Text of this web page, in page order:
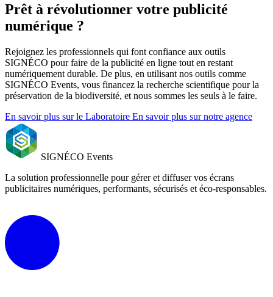
Prêt à révolutionner votre publicité
numérique ?
Rejoignez les professionnels qui font confiance aux outils
SIGNÉCO pour faire de la publicité en ligne tout en restant
numériquement durable. De plus, en utilisant nos outils comme
SIGNÉCO Events, vous financez la recherche scientifique pour la
préservation de la biodiversité, et nous sommes les seuls à le faire.
En savoir plus sur le Laboratoire En savoir plus sur notre agence
SIGNÉCO Events
La solution professionnelle pour gérer et diffuser vos écrans
publicitaires numériques, performants, sécurisés et éco-responsables.